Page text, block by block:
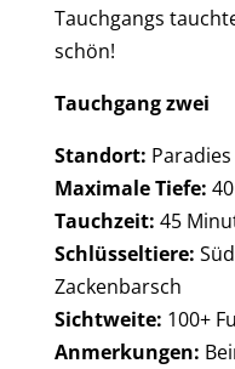
Tauchgangs
schön!
Tauchgang zwei
Standort: Paradies
Maximale Tiefe:
Tauchzeit: 45
Schlüsseltiere:
Zackenbarsch
Sichtweite: 100+
Anmerkungen: